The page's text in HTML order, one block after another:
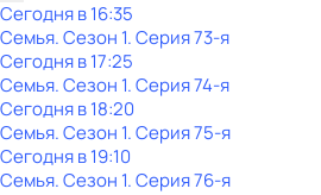
Сегодня в 16:35
Семья. Сезон 1. Серия 73-я
Сегодня в 17:25
Семья. Сезон 1. Серия 74-я
Сегодня в 18:20
Семья. Сезон 1. Серия 75-я
Сегодня в 19:10
Семья. Сезон 1. Серия 76-я